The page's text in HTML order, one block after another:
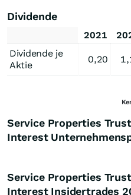
Dividende
2021
Dividende je
Aktie
0,20
Service Properties
Interest
Service Properties
Interest Insidertrades